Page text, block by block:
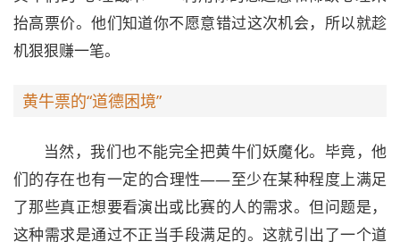
抬高票价。他们知道你不愿意错过这次机会，所以就趁
机狠狠赚一笔。
黄牛票的“道德困境”
当然，我们也不能完全把黄牛们妖魔化。毕竟，他
们的存在也有一定的合理性——至少在某种程度上满足
了那些真正想要看演出或比赛的人的需求。但问题是，
这种需求是通过不正当手段满足的。这就引出了一个道